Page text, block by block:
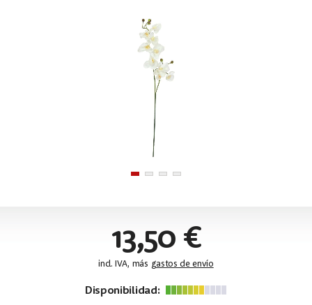
13,50 €
incl. IVA, más gastos de envío
Disponibilidad: